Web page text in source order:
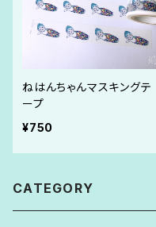
ねはんちゃんマスキングテ
ープ
¥750
CATEGORY